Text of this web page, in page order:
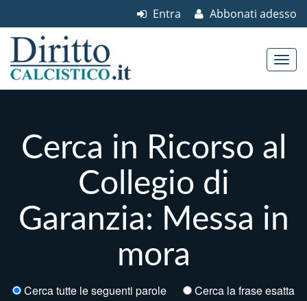
Abbonati adesso
Entra
Cerca in Ricorso al
Collegio di
Garanzia: Messa in
mora
Cerca tutte le seguenti parole Cerca la frase esatta